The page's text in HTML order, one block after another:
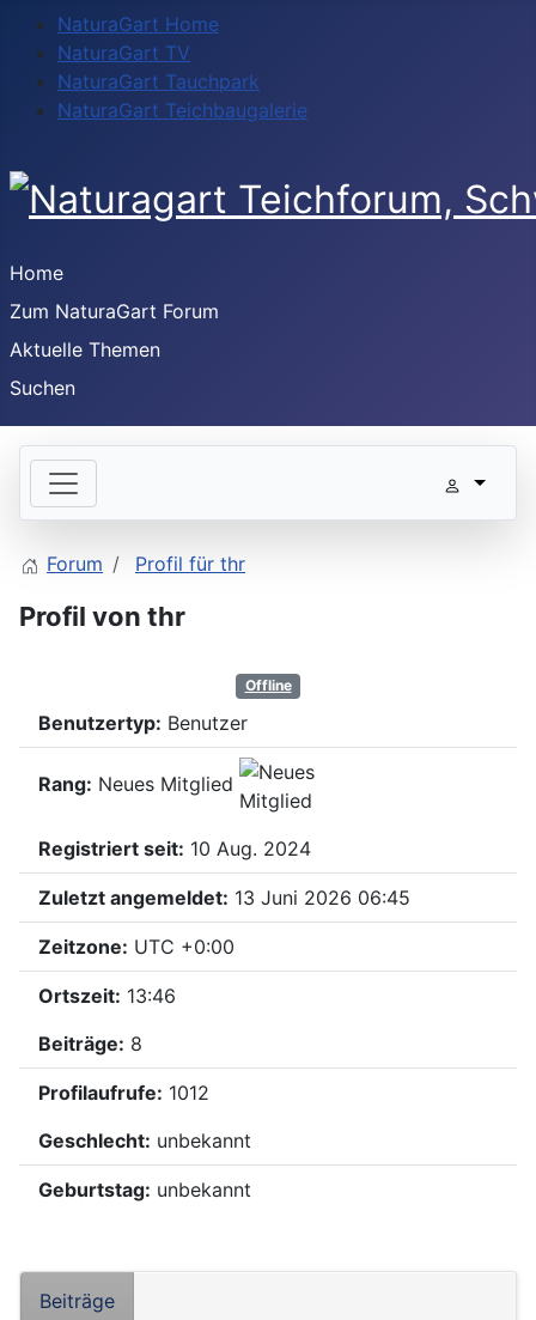
NaturaGart Home
NaturaGart TV
NaturaGart Tauchpark
NaturaGart Teichbaugalerie
Home
Zum NaturaGart Forum
Aktuelle Themen
Suchen
Forum Profil für thr
Profil von thr
Offline
Benutzertyp: Benutzer
Rang: Neues Mitglied
Registriert seit: 10 Aug. 2024
Zuletzt angemeldet: 13 Juni 2026 06:45
Zeitzone: UTC +0:00
Ortszeit: 13:46
Beiträge: 8
Profilaufrufe: 1012
Geschlecht: unbekannt
Geburtstag: unbekannt
Beiträge